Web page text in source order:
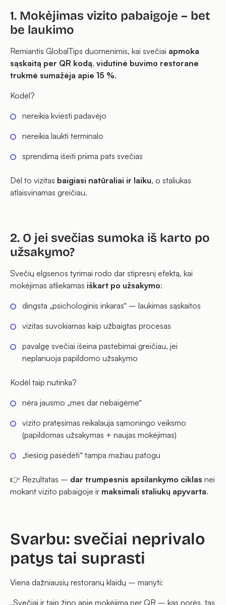
1. Mokėjimas vizito pabaigoje – bet
be laukimo
Remiantis GlobalTips duomenimis, kai svečiai apmoka
sąskaitą per QR kodą, vidutinė buvimo restorane
trukmė sumažėja apie 15 %.
Kodėl?
nereikia kviesti padavėjo
nereikia laukti terminalo
sprendimą išeiti priima pats svečias
Dėl to vizitas baigiasi natūraliai ir laiku, o staliukas
atlaisvinamas greičiau.
2. O jei svečias sumoka iš karto po
užsakymo?
Svečių elgsenos tyrimai rodo dar stipresnį efektą, kai
mokėjimas atliekamas iškart po užsakymo:
dingsta „psichologinis inkaras“ – laukimas sąskaitos
vizitas suvokiamas kaip užbaigtas procesas
pavalgę svečiai išeina pastebimai greičiau, jei
neplanuoja papildomo užsakymo
Kodėl taip nutinka?
nėra jausmo „mes dar nebaigėme“
vizito pratęsimas reikalauja sąmoningo veiksmo
(papildomas užsakymas + naujas mokėjimas)
„tiesiog pasėdėti“ tampa mažiau patogu
👉 Rezultatas – dar trumpesnis apsilankymo ciklas nei
mokant vizito pabaigoje ir maksimali staliukų apyvarta.
Svarbu: svečiai neprivalo
patys tai suprasti
Viena dažniausių restoranų klaidų – manyti:
„Svečiai ir taip žino apie mokėjimą per QR – kas norės, tas